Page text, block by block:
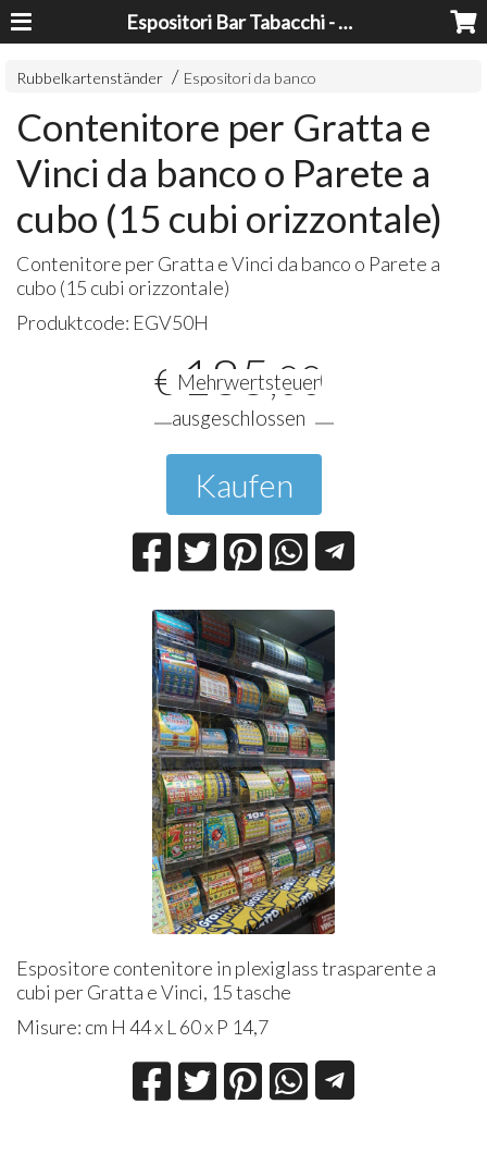
Espositori Bar Tabacchi - Lavorazioni Plexiglass Bari
Rubbelkartenständer Espositori da banco
Contenitore per Gratta e
Vinci da banco o Parete a
cubo (15 cubi orizzontale)
Contenitore per Gratta e Vinci da banco o Parete a
cubo (15 cubi orizzontale)
Produktcode: EGV50H
€ 185,00
Mehrwertsteuer
ausgeschlossen
Kaufen
Espositore contenitore in plexiglass trasparente a
cubi per Gratta e Vinci, 15 tasche
Misure: cm H 44 x L 60 x P 14,7